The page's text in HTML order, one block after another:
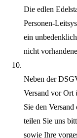
Die edlen
Personen-
ein
nicht
Neben der
Versand vor Ort
Sie den
teilen Sie uns
sowie Ihre